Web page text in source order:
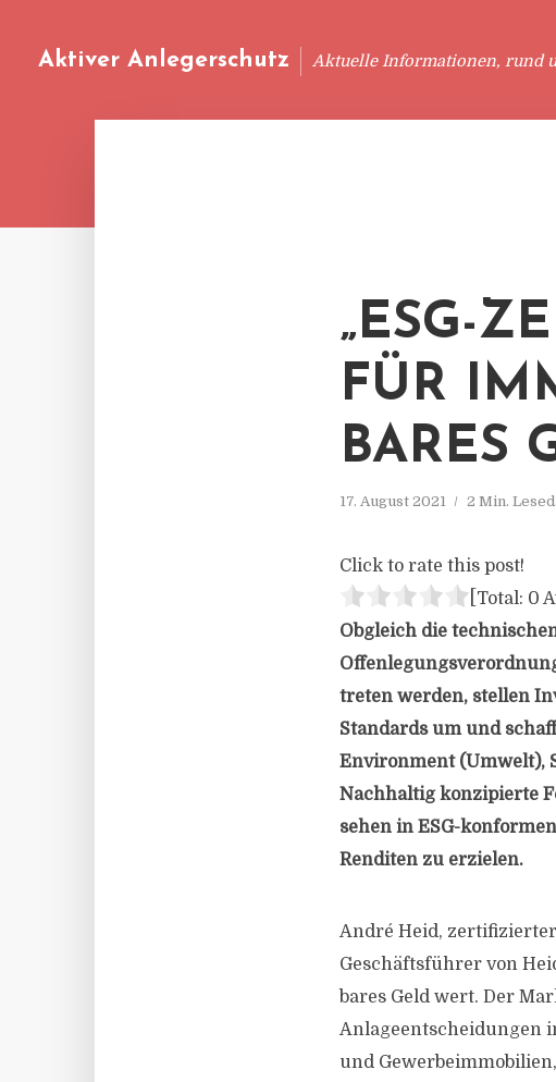
Aktiver Anlegerschutz Aktuelle Informationen, rund
„ESG-
FÜR
BARES
17. August 2021 2 Min.
Click to rate this post!
[Total: 0
Obgleich die
treten werden, stellen
Standards um und
Environment (Umwelt),
Nachhaltig konzipierte
sehen in ESG-
Renditen zu erzielen.
André Heid,
Geschäftsführer von
bares Geld wert. Der
Anlageentscheidungen
und